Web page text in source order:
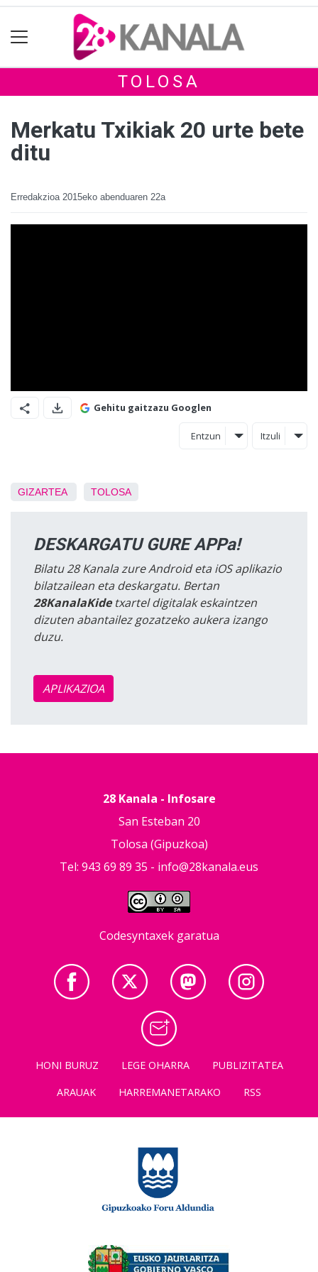
TOLOSA
Merkatu Txikiak 20 urte bete
ditu
Erredakzioa 2015eko abenduaren 22a
Gehitu gaitzazu Googlen
Entzun Itzuli
GIZARTEA TOLOSA
DESKARGATU GURE APPa!
Bilatu 28 Kanala zure Android eta iOS aplikazio
bilatzailean eta deskargatu. Bertan
28KanalaKidetxartel digitalak eskaintzen
dizuten abantailez gozatzeko aukera izango
duzu.
APLIKAZIOA
28 Kanala - Infosare
San Esteban 20
Tolosa (Gipuzkoa)
Tel: 943 69 89 35 - info@28kanala.eus
Codesyntaxek garatua
HONI BURUZ LEGE OHARRA
PUBLIZITATEA
ARAUAK
HARREMANETARAKO RSS